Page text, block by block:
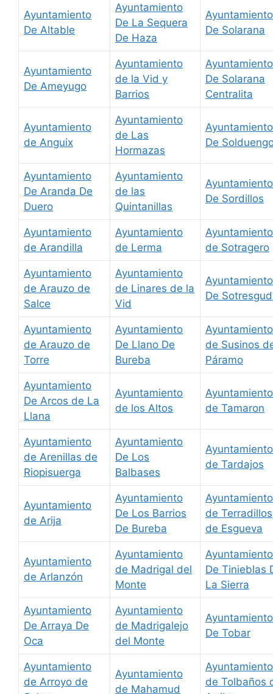
Ayuntamiento
De Altable
Ayuntamiento
De La Sequera
De Haza
Ayuntamiento
De Solarana
Ayuntamiento
De Ameyugo
Ayuntamiento
de la Vid y
Barrios
Ayuntamiento
De Solarana
Centralita
Ayuntamiento
de Anguix
Ayuntamiento
de Las
Hormazas
Ayuntamiento
De
Ayuntamiento
De Aranda De
Duero
Ayuntamiento
de las
Quintanillas
Ayuntamiento
De Sordillos
Ayuntamiento
de Arandilla
Ayuntamiento
de Lerma
Ayuntamiento
de Sotragero
Ayuntamiento
de Arauzo de
Salce
Ayuntamiento
de Linares de la
Vid
Ayuntamiento
De
Ayuntamiento
de Arauzo de
Torre
Ayuntamiento
De Llano De
Bureba
Ayuntamiento
de Susinos
Páramo
Ayuntamiento
De Arcos de La
Llana
Ayuntamiento
de los Altos
Ayuntamiento
de Tamaron
Ayuntamiento
de Arenillas de
Riopisuerga
Ayuntamiento
De Los
Balbases
Ayuntamiento
de Tardajos
Ayuntamiento
de Arija
Ayuntamiento
De Los Barrios
De Bureba
Ayuntamiento
de Terradillos
de Esgueva
Ayuntamiento
de Arlanzón
Ayuntamiento
de Madrigal del
Monte
Ayuntamiento
De Tinieblas
La Sierra
Ayuntamiento
De Arraya De
Oca
Ayuntamiento
de Madrigalejo
del Monte
Ayuntamiento
De Tobar
Ayuntamiento
de Arroyo de
Ayuntamiento
de Mahamud
Ayuntamiento
de Tolbaños